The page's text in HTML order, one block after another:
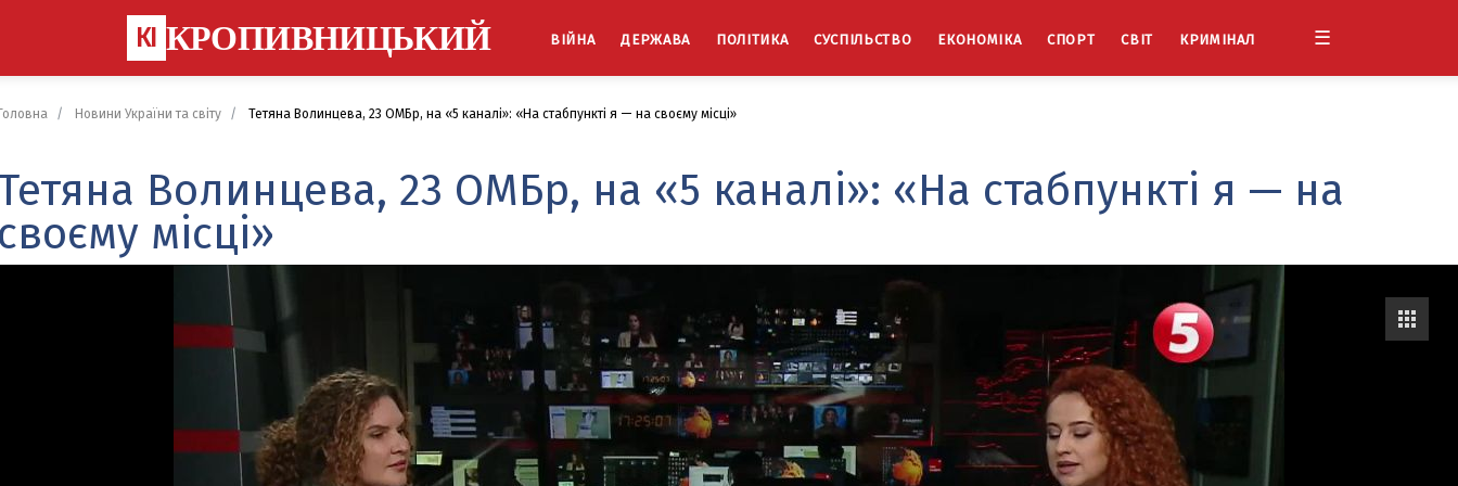
КІ КРОПИВНИЦЬКИЙ ВІЙНА ДЕРЖАВА ПОЛІТИКА СУСПІЛЬСТВО ЕКОНОМІКА СПОРТ СВІТ КРИМІНАЛ ☰
Новини України та світу Тетяна Волинцева, 23 ОМБр, на «5 каналі»: «На стабпункті я — на своєму місці»
Волинцева, 23 ОМБр, на «5 каналі»: «На стабпункті я — на
місці»